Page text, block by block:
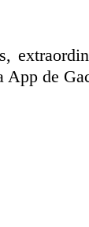
App de